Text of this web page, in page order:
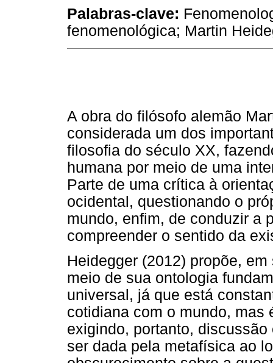
Palabras-clave:
fenomenológica; Martin
A obra do filósofo alemão
considerada um dos
filosofia do século XX,
humana por meio de uma
Parte de uma crítica à
ocidental, questionando o
mundo, enfim, de conduzir a
compreender o sentido da
Heidegger (2012) propõe,
meio de sua ontologia
universal, já que está
cotidiana com o mundo, mas
exigindo, portanto,
ser dada pela metafísica ao